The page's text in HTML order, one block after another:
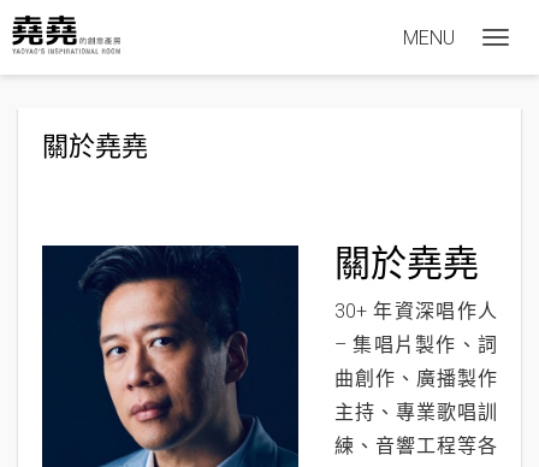
MENU
T
o
v
i
g
t
關於堯堯
關於堯堯
30+ 年資深唱作人
– 集唱片製作、詞
曲創作、廣播製作
主持、專業歌唱訓
練、音響工程等各